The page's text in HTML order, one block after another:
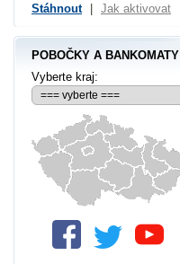
Stáhnout Jak aktivovat
POBOČKY A BANKOMATY
Vyberte kraj: